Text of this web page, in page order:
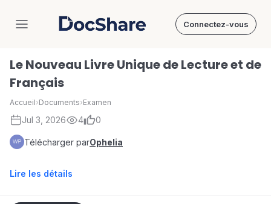
DocShare Connectez-vous
Le Nouveau Livre Unique de Lecture et de
Français
Accueil›Documents›Examen
Jul 3, 2026 4 0
Télécharger parOphelia
Lire les détails